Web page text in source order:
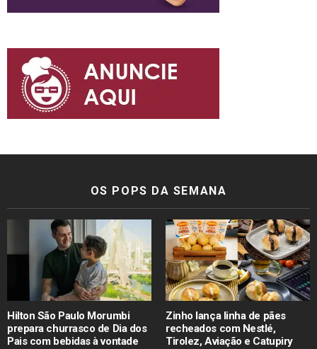
OS POPS DA SEMANA
Hilton São Paulo Morumbi
prepara churrasco de Dia dos
Pais com bebidas à vontade
Zinho lança linha de pães
recheados com Nestlé,
Tirolez, Aviação e Catupiry